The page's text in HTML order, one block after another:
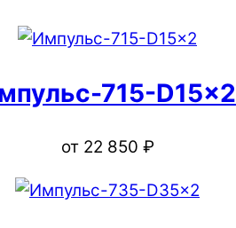
715-D15x2
от 22 850 ₽